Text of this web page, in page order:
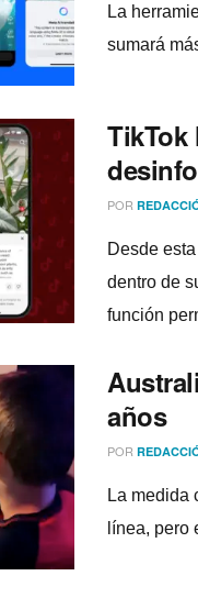
La
sumará
TikTok
POR
Desde
dentro de
función
años
POR
La medida
línea, pero